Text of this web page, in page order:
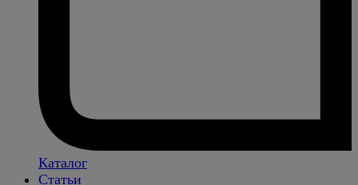
Каталог
Статьи